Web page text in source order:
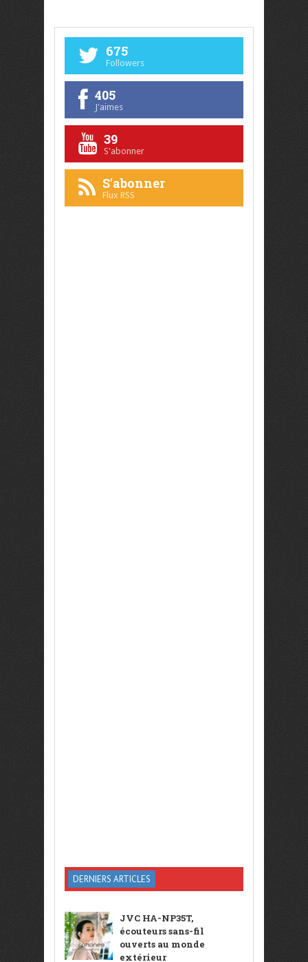
675
Followers
405
J'aimes
39
S'abonner
S'abonner
Flux RSS
DERNIERS ARTICLES
JVC HA-NP35T,
écouteurs sans-fil
ouverts au monde
extérieur